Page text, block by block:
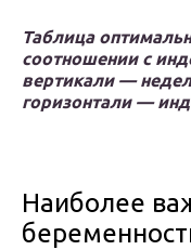
Таблица
соотношении с
вертикали —
горизонтали —
Наиболее